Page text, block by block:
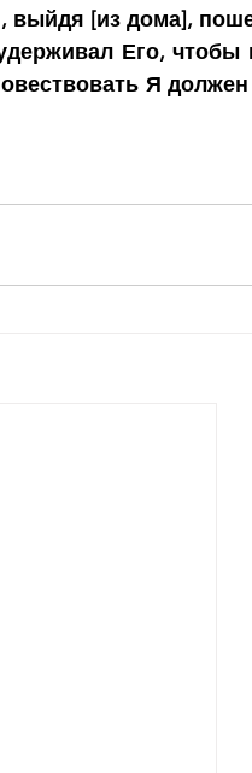
выйдя [из дома],
Его,
Я